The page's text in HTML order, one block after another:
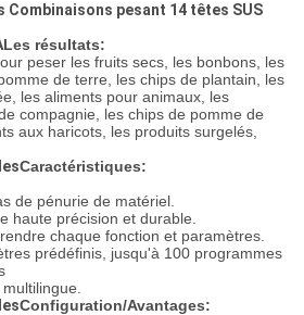
Combinaisons pesant 14 têtes SUS
Les résultats:
peser les fruits secs, les bonbons, les
de terre, les chips de plantain, les
les aliments pour animaux, les
compagnie, les chips de pomme de
aux haricots, les produits surgelés,
Caractéristiques:
de pénurie de matériel.
haute précision et durable.
chaque fonction et paramètres.
prédéfinis, jusqu'à 100 programmes
Configuration/Avantages: